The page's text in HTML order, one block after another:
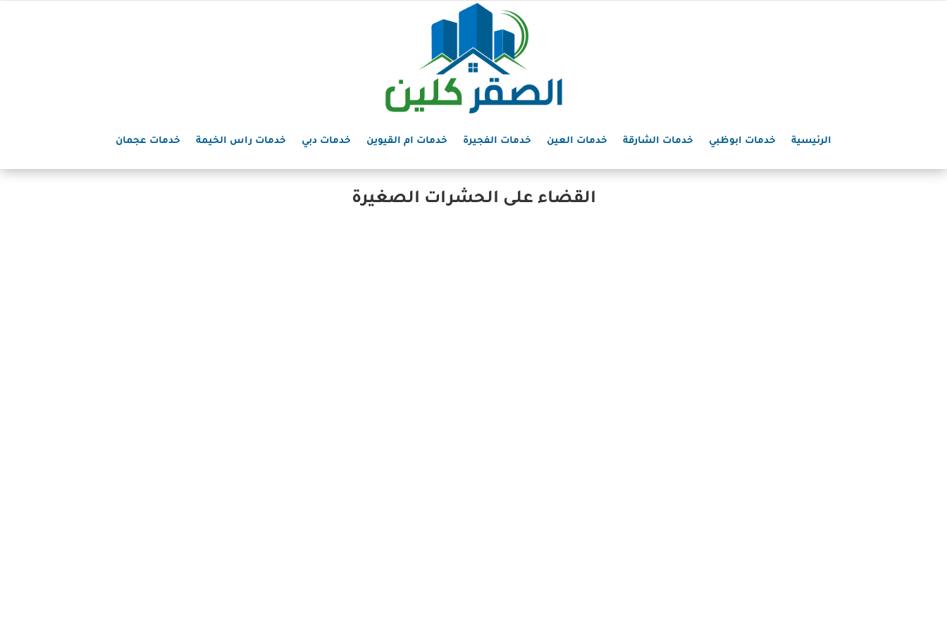
الرئيسية خدمات ابوظبي خدمات الشارقة خدمات العين خدمات الفجيرة خدمات ام القيوين خدمات دبي خدمات راس الخيمة خدمات عجمان
القضاء على الحشرات الصغيرة